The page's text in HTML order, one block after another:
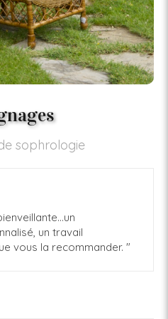
sophrologie
un travail
vous la recommander. "